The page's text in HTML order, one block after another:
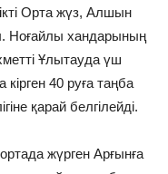
Орта жүз, Алшын
Ноғайлы хандарының
Ұлытауда үш
40 руға таңба
қарай белгілейді.
жүрген Арғынға